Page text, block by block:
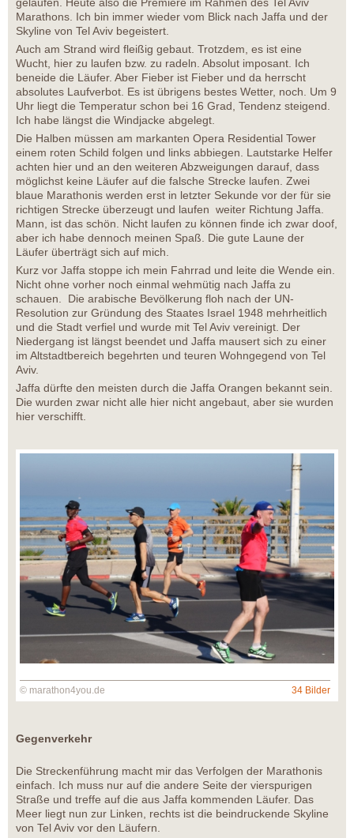
gelaufen. Heute also die Premiere im Rahmen des Tel Aviv
Marathons. Ich bin immer wieder vom Blick nach Jaffa und der
Skyline von Tel Aviv begeistert.
Auch am Strand wird fleißig gebaut. Trotzdem, es ist eine
Wucht, hier zu laufen bzw. zu radeln. Absolut imposant. Ich
beneide die Läufer. Aber Fieber ist Fieber und da herrscht
absolutes Laufverbot. Es ist übrigens bestes Wetter, noch. Um 9
Uhr liegt die Temperatur schon bei 16 Grad, Tendenz steigend.
Ich habe längst die Windjacke abgelegt.
Die Halben müssen am markanten Opera Residential Tower
einem roten Schild folgen und links abbiegen. Lautstarke Helfer
achten hier und an den weiteren Abzweigungen darauf, dass
möglichst keine Läufer auf die falsche Strecke laufen. Zwei
blaue Marathonis werden erst in letzter Sekunde vor der für sie
richtigen Strecke überzeugt und laufen weiter Richtung Jaffa.
Mann, ist das schön. Nicht laufen zu können finde ich zwar doof,
aber ich habe dennoch meinen Spaß. Die gute Laune der
Läufer überträgt sich auf mich.
Kurz vor Jaffa stoppe ich mein Fahrrad und leite die Wende ein.
Nicht ohne vorher noch einmal wehmütig nach Jaffa zu
schauen. Die arabische Bevölkerung floh nach der UN-
Resolution zur Gründung des Staates Israel 1948 mehrheitlich
und die Stadt verfiel und wurde mit Tel Aviv vereinigt. Der
Niedergang ist längst beendet und Jaffa mausert sich zu einer
im Altstadtbereich begehrten und teuren Wohngegend von Tel
Aviv.
Jaffa dürfte den meisten durch die Jaffa Orangen bekannt sein.
Die wurden zwar nicht alle hier nicht angebaut, aber sie wurden
hier verschifft.
© marathon4you.de 34 Bilder
Gegenverkehr
Die Streckenführung macht mir das Verfolgen der Marathonis
einfach. Ich muss nur auf die andere Seite der vierspurigen
Straße und treffe auf die aus Jaffa kommenden Läufer. Das
Meer liegt nun zur Linken, rechts ist die beindruckende Skyline
von Tel Aviv vor den Läufern.